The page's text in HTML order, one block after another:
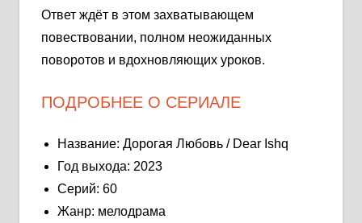
Ответ ждёт в этом захватывающем
повествовании, полном неожиданных
поворотов и вдохновляющих уроков.
ПОДРОБНЕЕ О СЕРИАЛЕ
Название: Дорогая Любовь / Dear Ishq
Год выхода: 2023
Серий: 60
Жанр: мелодрама